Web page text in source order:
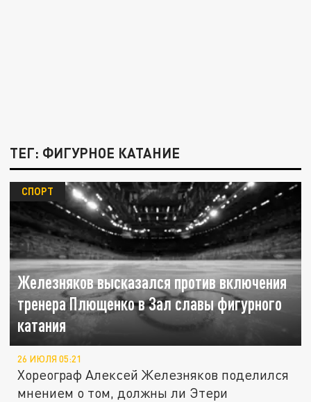
ТЕГ: ФИГУРНОЕ КАТАНИЕ
Железняков высказался против включения
тренера Плющенко в Зал славы фигурного
катания
СПОРТ
26 ИЮЛЯ 05:21
Хореограф Алексей Железняков поделился
мнением о том, должны ли Этери